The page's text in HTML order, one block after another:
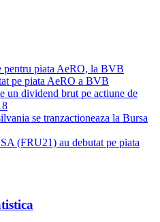
piata AeRO, la BVB
pe piata AeRO a BVB
un dividend brut pe actiune de
se tranzactioneaza la Bursa
(FRU21) au debutat pe piata